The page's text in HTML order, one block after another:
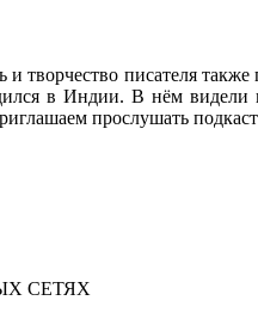
творчество писателя
в Индии. В нём видели
прослушать подкаст
СЕТЯХ